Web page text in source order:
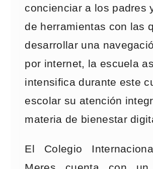
concienciar a los padres
de herramientas con las
desarrollar una
por internet, la escuela
intensifica durante este
escolar su atención
materia de bienestar
El Colegio